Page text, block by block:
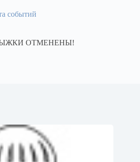
событий
ОТМЕНЕНЫ!